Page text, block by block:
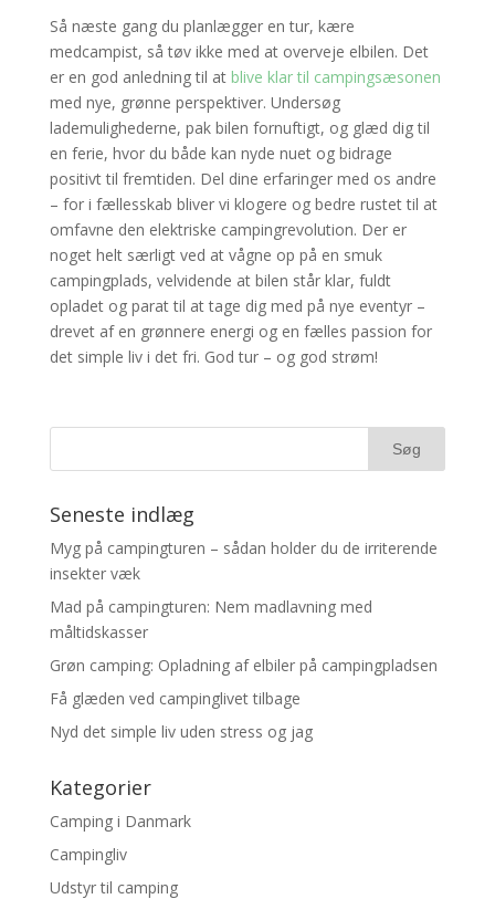
Så næste gang du planlægger en tur, kære
medcampist, så tøv ikke med at overveje elbilen. Det
er en god anledning til at blive klar til campingsæsonen
med nye, grønne perspektiver. Undersøg
lademulighederne, pak bilen fornuftigt, og glæd dig til
en ferie, hvor du både kan nyde nuet og bidrage
positivt til fremtiden. Del dine erfaringer med os andre
– for i fællesskab bliver vi klogere og bedre rustet til at
omfavne den elektriske campingrevolution. Der er
noget helt særligt ved at vågne op på en smuk
campingplads, velvidende at bilen står klar, fuldt
opladet og parat til at tage dig med på nye eventyr –
drevet af en grønnere energi og en fælles passion for
det simple liv i det fri. God tur – og god strøm!
Seneste indlæg
Myg på campingturen – sådan holder du de irriterende
insekter væk
Mad på campingturen: Nem madlavning med
måltidskasser
Grøn camping: Opladning af elbiler på campingpladsen
Få glæden ved campinglivet tilbage
Nyd det simple liv uden stress og jag
Kategorier
Camping i Danmark
Campingliv
Udstyr til camping